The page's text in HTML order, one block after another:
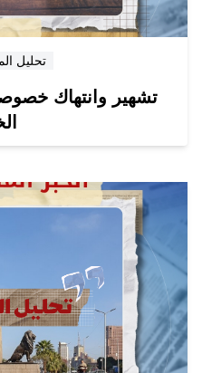
#تحليل
تشهير وانتهاك